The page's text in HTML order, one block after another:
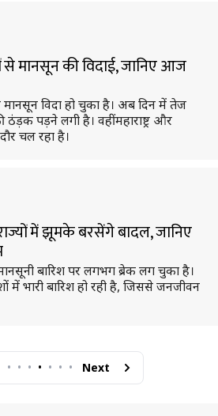
मानसून की विदाई, जानिए आज
विदा हो चुका है। अब दिन में तेज
पड़ने लगी है। वहीं महाराष्ट्र और
चल रहा है।
में झूमके बरसेंगे बादल, जानिए
बारिश पर लगभग ब्रेक लग चुका है।
में भारी बारिश हो रही है, जिससे जनजीवन
• • • • • • • Next